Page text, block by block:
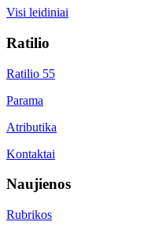
Visi leidiniai
Ratilio
Ratilio 55
Parama
Atributika
Kontaktai
Naujienos
Rubrikos